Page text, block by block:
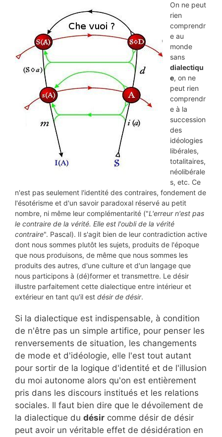
On ne peut
rien
comprendr
e au
monde
sans
dialectiqu
e, on ne
peut rien
comprendr
e à la
succession
des
idéologies
libérales,
totalitaires,
néolibérale
s, etc. Ce
n'est pas seulement l'identité des contraires, fondement de
l'ésotérisme et d'un savoir paradoxal réservé au petit
nombre, ni même leur complémentarité ("L'erreur n'est pas
le contraire de la vérité. Elle est l'oubli de la vérité
contraire". Pascal). Il s'agit bien de leur contradiction active
dont nous sommes plutôt les sujets, produits de l'époque
que nous produisons, de même que nous sommes les
produits des autres, d'une culture et d'un langage que
nous participons à (dé)former et transmettre. Le désir
illustre parfaitement cette dialectique entre intérieur et
extérieur en tant qu'il est désir de désir.
Si la dialectique est indispensable, à condition
de n'être pas un simple artifice, pour penser les
renversements de situation, les changements
de mode et d'idéologie, elle l'est tout autant
pour sortir de la logique d'identité et de l'illusion
du moi autonome alors qu'on est entièrement
pris dans les discours institués et les relations
sociales. Il faut bien dire que le dévoilement de
la dialectique du désir comme désir de désir
peut avoir un véritable effet de désidération en